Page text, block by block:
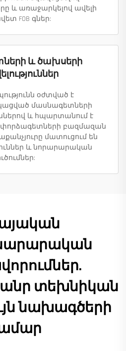
և առաջարկելով ավելի
FOB գներ:
և ծախսերի
օժտված է
մասնագետների
և հպարտանում է
փորձագետների բազմազան
մատուցում են
և նորարարական
տեխնիկան
նախագծերի